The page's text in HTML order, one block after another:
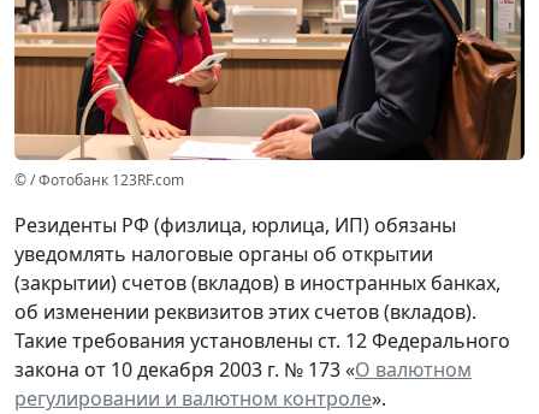
© / Фотобанк 123RF.com
Резиденты РФ (физлица, юрлица, ИП) обязаны
уведомлять налоговые органы об открытии
(закрытии) счетов (вкладов) в иностранных банках,
об изменении реквизитов этих счетов (вкладов).
Такие требования установлены ст. 12 Федерального
закона от 10 декабря 2003 г. № 173 «О валютном
регулировании и валютном контроле».